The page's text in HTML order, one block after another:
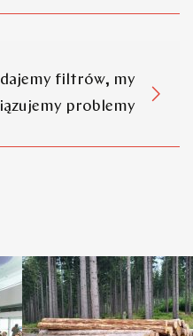
filtrów, my
problemy